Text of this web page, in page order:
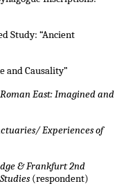
Study: “Ancient
and Causality”
East: Imagined and
Experiences of
& Frankfurt 2nd
(respondent)